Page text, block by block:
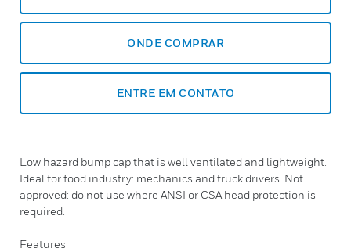
ONDE COMPRAR
ENTRE EM CONTATO
Low hazard bump cap that is well ventilated and lightweight.
Ideal for food industry: mechanics and truck drivers. Not
approved: do not use where ANSI or CSA head protection is
required.
Features